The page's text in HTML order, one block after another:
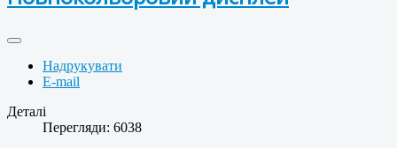
Надрукувати
E-mail
Деталі
Перегляди: 6038